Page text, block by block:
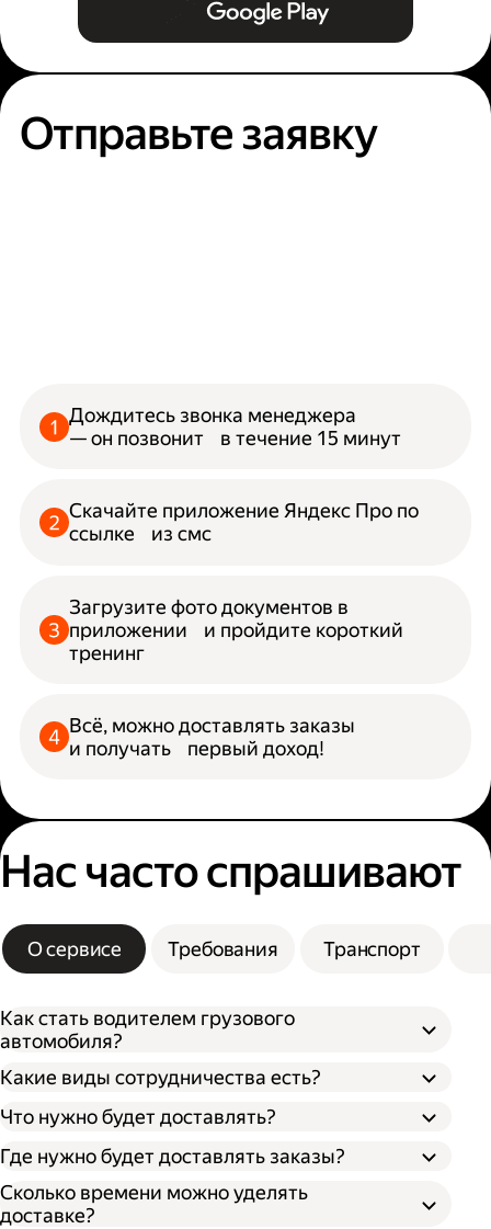
Отправьте заявку
Дождитесь звонка менеджера
— он позвонит в течение 15 минут
Скачайте приложение Яндекс Про по
ссылке из смс
Загрузите фото документов в
приложении и пройдите короткий
тренинг
Всё, можно доставлять заказы
и получать первый доход!
Нас часто спрашивают
О сервисе Требования Транспорт
Как стать водителем грузового
автомобиля?
Какие виды сотрудничества есть?
Через парк;
Через парк как самозанятый;
Как самозанятый;
Что нужно будет доставлять?
Где нужно будет доставлять заказы?
Сколько времени можно уделять
доставке?